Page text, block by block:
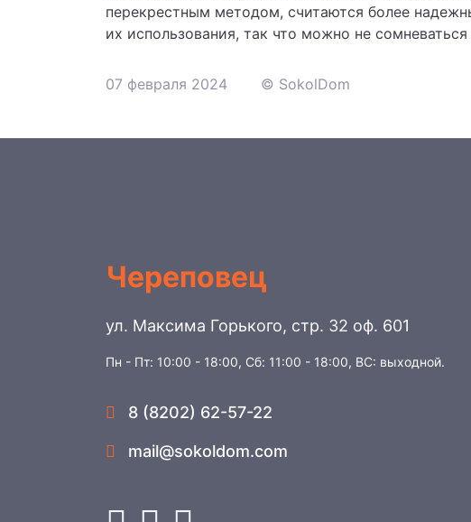
перекрестным методом, считаются более
их использования, так что можно не
07 февраля 2024 © SokolDom
Череповец
ул. Максима Горького, стр. 32 оф. 601
Пн - Пт: 10:00 - 18:00, Сб: 11:00 - 18:00, ВС: выходной.
8 (8202) 62-57-22
mail@sokoldom.com